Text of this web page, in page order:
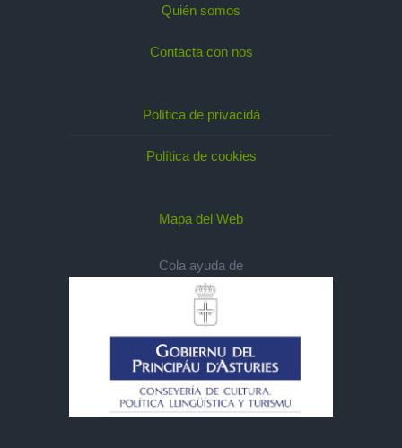
Quién somos
Contacta con nos
Política de privacidá
Política de cookies
Mapa del Web
Cola ayuda de